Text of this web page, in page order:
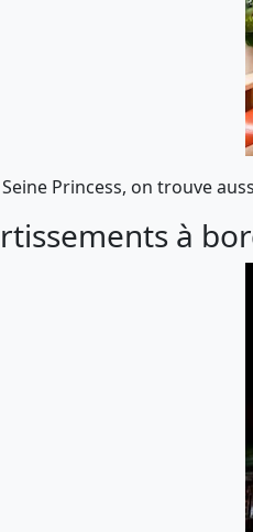
Princess, on trouve
à